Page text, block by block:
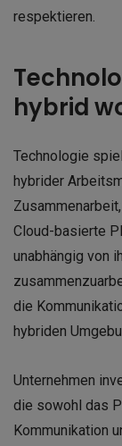
respektieren.
hybrid
Technologie
hybrider
Cloud-basierte
unabhängig von
die
hybriden
Unternehmen
die sowohl das
Kommunikation